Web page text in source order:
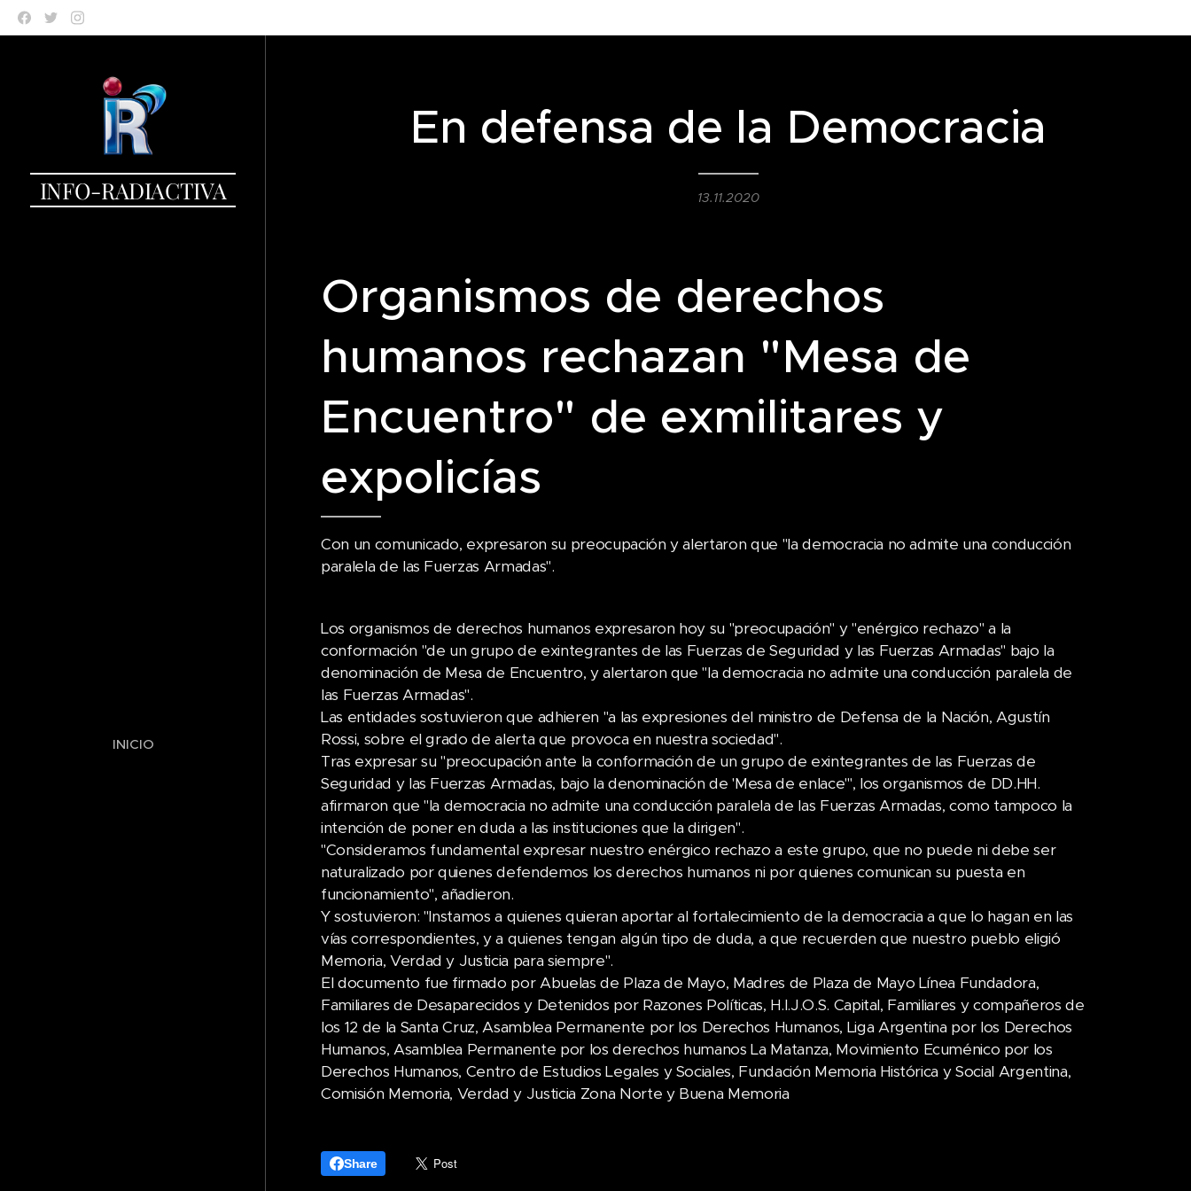
INFO-RADIACTIVA
INICIO
En defensa de la Democracia
13.11.2020
Organismos de derechos
humanos rechazan "Mesa de
Encuentro" de exmilitares y
expolicías
Con un comunicado, expresaron su preocupación y alertaron que "la democracia no admite una conducción
paralela de las Fuerzas Armadas".
Los organismos de derechos humanos expresaron hoy su "preocupación" y "enérgico rechazo" a la
conformación "de un grupo de exintegrantes de las Fuerzas de Seguridad y las Fuerzas Armadas" bajo la
denominación de Mesa de Encuentro, y alertaron que "la democracia no admite una conducción paralela de
las Fuerzas Armadas".
Las entidades sostuvieron que adhieren "a las expresiones del ministro de Defensa de la Nación, Agustín
Rossi, sobre el grado de alerta que provoca en nuestra sociedad".
Tras expresar su "preocupación ante la conformación de un grupo de exintegrantes de las Fuerzas de
Seguridad y las Fuerzas Armadas, bajo la denominación de 'Mesa de enlace'", los organismos de DD.HH.
afirmaron que "la democracia no admite una conducción paralela de las Fuerzas Armadas, como tampoco la
intención de poner en duda a las instituciones que la dirigen".
"Consideramos fundamental expresar nuestro enérgico rechazo a este grupo, que no puede ni debe ser
naturalizado por quienes defendemos los derechos humanos ni por quienes comunican su puesta en
funcionamiento", añadieron.
Y sostuvieron: "Instamos a quienes quieran aportar al fortalecimiento de la democracia a que lo hagan en las
vías correspondientes, y a quienes tengan algún tipo de duda, a que recuerden que nuestro pueblo eligió
Memoria, Verdad y Justicia para siempre".
El documento fue firmado por Abuelas de Plaza de Mayo, Madres de Plaza de Mayo Línea Fundadora,
Familiares de Desaparecidos y Detenidos por Razones Políticas, H.I.J.O.S. Capital, Familiares y compañeros de
los 12 de la Santa Cruz, Asamblea Permanente por los Derechos Humanos, Liga Argentina por los Derechos
Humanos, Asamblea Permanente por los derechos humanos La Matanza, Movimiento Ecuménico por los
Derechos Humanos, Centro de Estudios Legales y Sociales, Fundación Memoria Histórica y Social Argentina,
Comisión Memoria, Verdad y Justicia Zona Norte y Buena Memoria
Share